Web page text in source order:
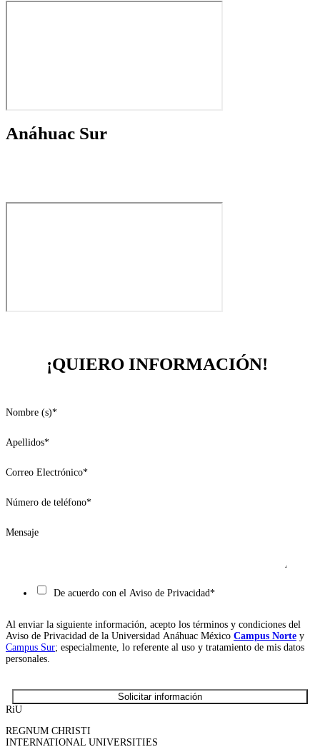
Anáhuac Sur
¡QUIERO INFORMACIÓN!
Nombre (s)*
Apellidos*
Correo Electrónico*
Número de teléfono*
Mensaje
De acuerdo con el Aviso de Privacidad*
Al enviar la siguiente información, acepto los términos y condiciones del
Aviso de Privacidad de la Universidad Anáhuac México Campus Norte y
Campus Sur; especialmente, lo referente al uso y tratamiento de mis datos
personales.
RiU
REGNUM CHRISTI
INTERNATIONAL UNIVERSITIES